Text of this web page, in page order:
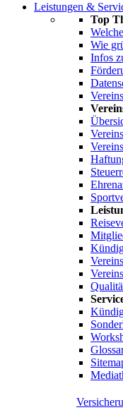
Leistungen &
Top
Wie
Infos